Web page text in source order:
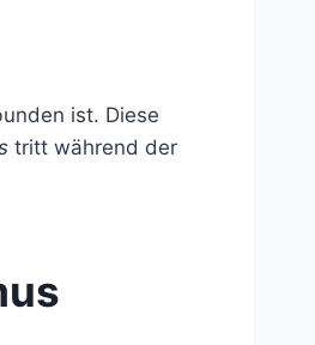
ist. Diese
tritt während der